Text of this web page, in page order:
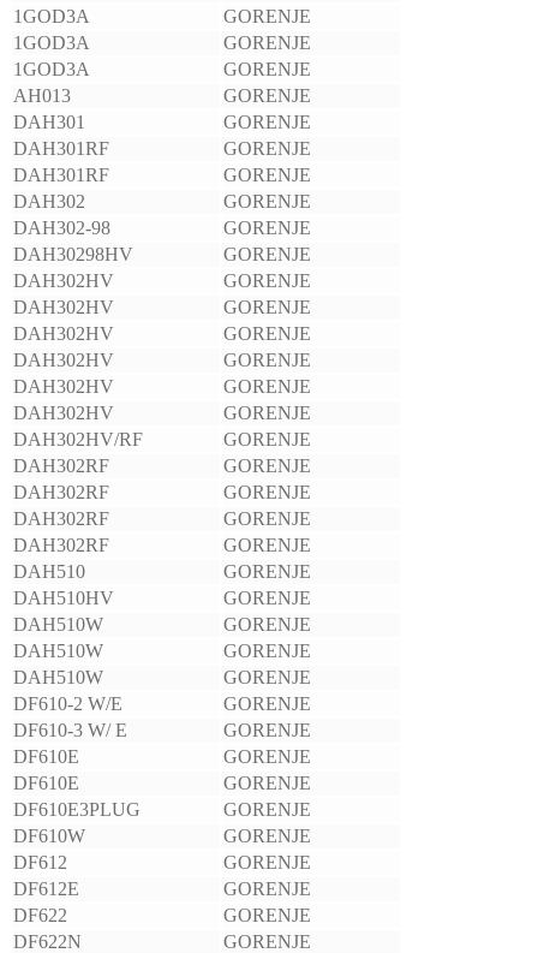
1GOD3A
GORENJE
1GOD3A
GORENJE
1GOD3A
GORENJE
AH013
GORENJE
DAH301
GORENJE
DAH301RF
GORENJE
DAH301RF
GORENJE
DAH302
GORENJE
DAH302-98
GORENJE
DAH30298HV
GORENJE
DAH302HV
GORENJE
DAH302HV
GORENJE
DAH302HV
GORENJE
DAH302HV
GORENJE
DAH302HV
GORENJE
DAH302HV
GORENJE
DAH302HV/RF
GORENJE
DAH302RF
GORENJE
DAH302RF
GORENJE
DAH302RF
GORENJE
DAH302RF
GORENJE
DAH510
GORENJE
DAH510HV
GORENJE
DAH510W
GORENJE
DAH510W
GORENJE
DAH510W
GORENJE
DF610-2 W/E
GORENJE
DF610-3 W/ E
GORENJE
DF610E
GORENJE
DF610E
GORENJE
DF610E3PLUG
GORENJE
DF610W
GORENJE
DF612
GORENJE
DF612E
GORENJE
DF622
GORENJE
DF622N
GORENJE